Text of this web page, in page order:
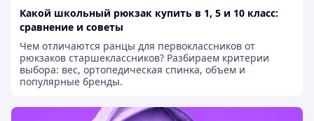
Какой школьный рюкзак купить в 1, 5 и 10 класс:
сравнение и советы
Чем отличаются ранцы для первоклассников от
рюкзаков старшеклассников? Разбираем критерии
выбора: вес, ортопедическая спинка, объем и
популярные бренды.